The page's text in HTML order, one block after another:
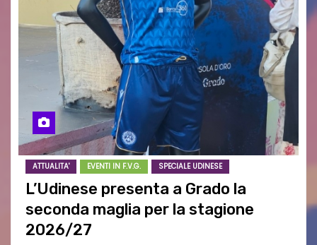
ATTUALITA' EVENTI IN F.V.G. SPECIALE UDINESE
L’Udinese presenta a Grado la
seconda maglia per la stagione
2026/27